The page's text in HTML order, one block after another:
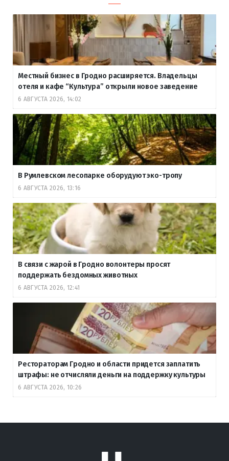
Местный бизнес в Гродно расширяется. Владельцы
отеля и кафе “Культура” открыли новое заведение
6 АВГУСТА 2026, 14:02
В Румлевском лесопарке оборудуют эко-тропу
6 АВГУСТА 2026, 13:16
В связи с жарой в Гродно волонтеры просят
поддержать бездомных животных
6 АВГУСТА 2026, 12:41
Рестораторам Гродно и области придется заплатить
штрафы: не отчисляли деньги на поддержку культуры
6 АВГУСТА 2026, 10:26